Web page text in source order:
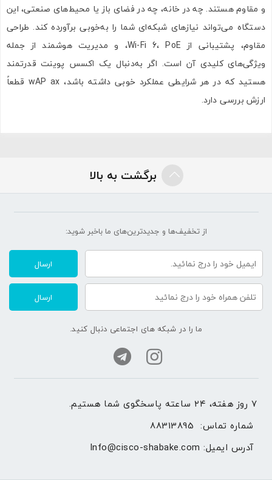
و مقاوم هستند. چه در خانه، چه در فضای باز یا محیط‌های صنعتی، این
دستگاه می‌تواند نیازهای شبکه‌ای شما را به‌خوبی برآورده کند. طراحی
مقاوم، پشتیبانی از Wi-Fi 6، PoE، و مدیریت هوشمند از جمله
ویژگی‌های کلیدی آن است. اگر به‌دنبال یک اکسس پوینت قدرتمند
هستید که در هر شرایطی عملکرد خوبی داشته باشد، wAP ax قطعاً
ارزش بررسی دارد.
برگشت به بالا
از تخفیف‌ها و جدیدترین‌های ما‌ باخبر شوید:
ارسال
ارسال
ما را در شبکه های اجتماعی دنبال کنید.
۷ روز هفته، ۲۴ ساعته پاسخگوی شما هستیم.
شماره تماس: 88313895
آدرس ایمیل: Info@cisco-shabake.com